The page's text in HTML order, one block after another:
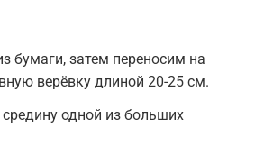
затем переносим на
верёвку длиной 20-25 см.
одной из больших